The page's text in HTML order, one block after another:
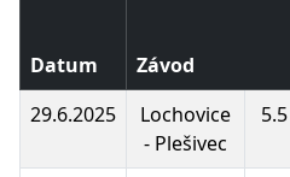
Datum Závod
29.6.2025
Lochovice
- Plešivec
5.5